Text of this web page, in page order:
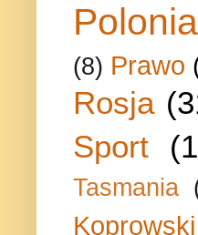
Polonia
(8) Prawo
Rosja
Sport
Tasmania
Koprowski